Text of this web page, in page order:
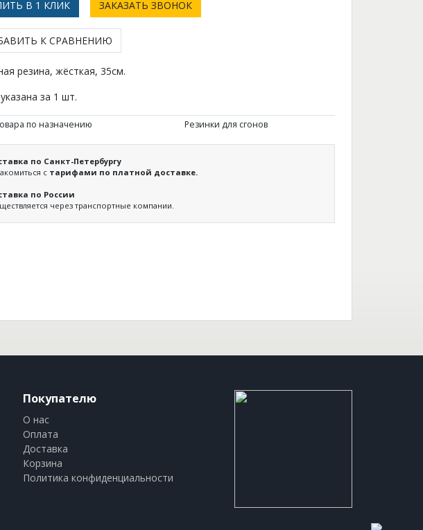
В 1 КЛИК ЗАКАЗАТЬ ЗВОНОК
К СРАВНЕНИЮ
резина, жёсткая, 35см.
за 1 шт.
по назначению Резинки для сгонов
по Санкт-Петербургу
с тарифами по платной доставке.
по России
через транспортные компании.
Покупателю
О нас
Оплата
Доставка
Корзина
Политика конфиденциальности